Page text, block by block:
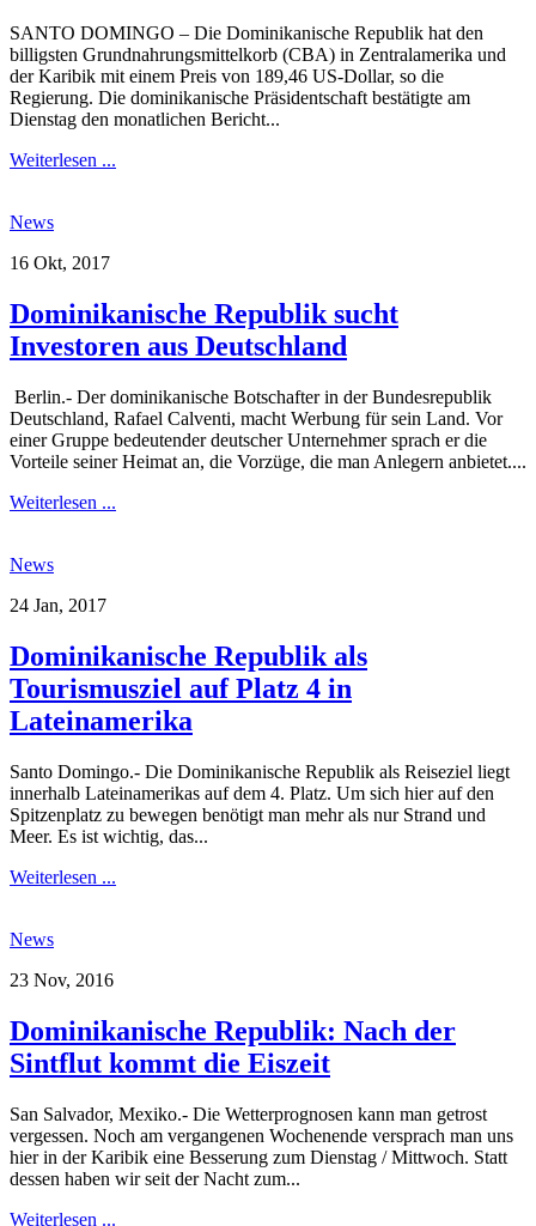
SANTO DOMINGO – Die Dominikanische Republik hat den
billigsten Grundnahrungsmittelkorb (CBA) in Zentralamerika und
der Karibik mit einem Preis von 189,46 US-Dollar, so die
Regierung. Die dominikanische Präsidentschaft bestätigte am
Dienstag den monatlichen Bericht...
Weiterlesen ...
News
16 Okt, 2017
Dominikanische Republik sucht
Investoren aus Deutschland
Berlin.- Der dominikanische Botschafter in der Bundesrepublik
Deutschland, Rafael Calventi, macht Werbung für sein Land. Vor
einer Gruppe bedeutender deutscher Unternehmer sprach er die
Vorteile seiner Heimat an, die Vorzüge, die man Anlegern anbietet....
Weiterlesen ...
News
24 Jan, 2017
Dominikanische Republik als
Tourismusziel auf Platz 4 in
Lateinamerika
Santo Domingo.- Die Dominikanische Republik als Reiseziel liegt
innerhalb Lateinamerikas auf dem 4. Platz. Um sich hier auf den
Spitzenplatz zu bewegen benötigt man mehr als nur Strand und
Meer. Es ist wichtig, das...
Weiterlesen ...
News
23 Nov, 2016
Dominikanische Republik: Nach der
Sintflut kommt die Eiszeit
San Salvador, Mexiko.- Die Wetterprognosen kann man getrost
vergessen. Noch am vergangenen Wochenende versprach man uns
hier in der Karibik eine Besserung zum Dienstag / Mittwoch. Statt
dessen haben wir seit der Nacht zum...
Weiterlesen ...